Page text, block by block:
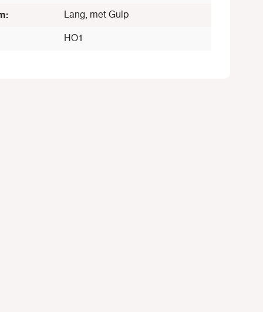
Lang, met Gulp
HO1